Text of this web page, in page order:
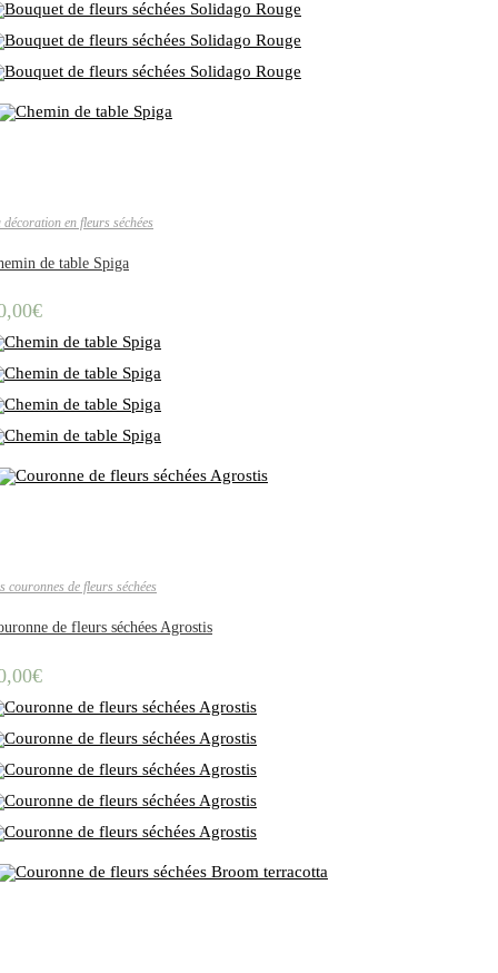
décoration en fleurs séchées
de table Spiga
€
couronnes de fleurs séchées
de fleurs séchées Agrostis
€